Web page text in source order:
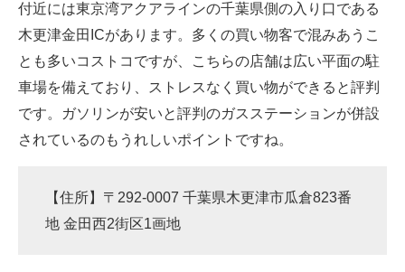
付近には東京湾アクアラインの千葉県側の入り口である
木更津金田ICがあります。多くの買い物客で混みあうこ
とも多いコストコですが、こちらの店舗は広い平面の駐
車場を備えており、ストレスなく買い物ができると評判
です。ガソリンが安いと評判のガスステーションが併設
されているのもうれしいポイントですね。
【住所】〒292-0007 千葉県木更津市瓜倉823番
地 金田西2街区1画地